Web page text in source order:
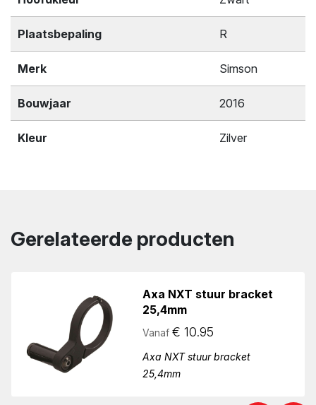
Plaatsbepaling R
Merk Simson
Bouwjaar 2016
Kleur Zilver
Gerelateerde producten
Axa NXT stuur bracket
25,4mm
Vanaf € 10.95
Axa NXT stuur bracket
25,4mm